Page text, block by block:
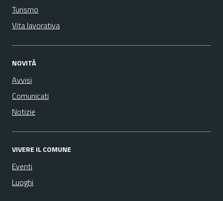
Turismo
Vita lavorativa
NOVITÀ
Avvisi
Comunicati
Notizie
VIVERE IL COMUNE
Eventi
Luoghi